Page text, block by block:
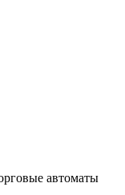
автоматы